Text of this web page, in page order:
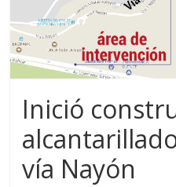
Inició
vía Nayón